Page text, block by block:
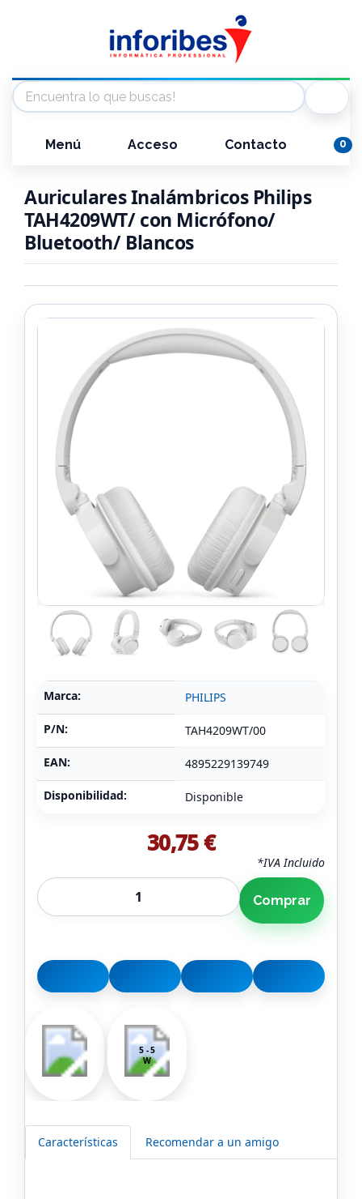
Menú Acceso Contacto 0
Auriculares Inalámbricos Philips
TAH4209WT/ con Micrófono/
Bluetooth/ Blancos
Marca: PHILIPS
P/N: TAH4209WT/00
EAN: 4895229139749
Disponibilidad: Disponible
30,75 €
*IVA Incluido
Comprar
5 - 5
W
Características Recomendar a un amigo